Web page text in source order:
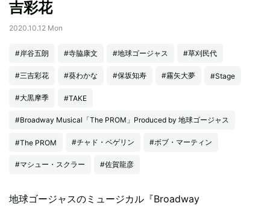
吉彩花
2020.10.12 Mon
#岸谷五朗 #寺脇康文 #地球ゴージャス #草刈民代
#三吉彩花 #葵わかな #保坂知寿 #霧矢大夢 #Stage
#大黒摩季 #TAKE
#Broadway Musical「The PROM」Produced by 地球ゴージャス
#The PROM #チャド・ベゲリン #ボブ・マーティン
#マシュー・スクラー #佐賀龍彦
地球ゴージャスのミュージカル『Broadway